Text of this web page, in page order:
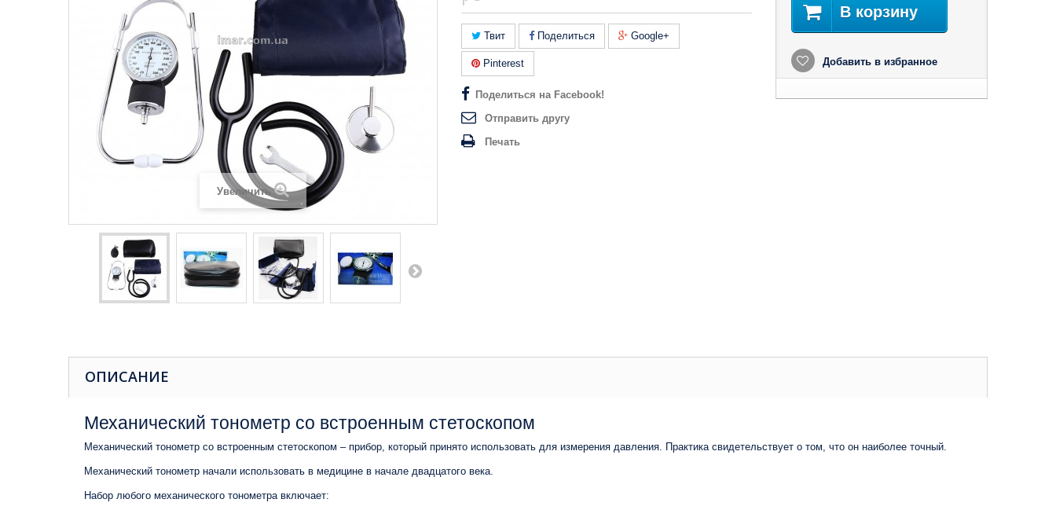
Увеличить
Твит Поделиться Google+
Pinterest
Поделиться на Facebook!
Отправить другу
Печать
В корзину
Добавить в избранное
ОПИСАНИЕ
Механический тонометр со встроенным стетоскопом
Механический тонометр со встроенным стетоскопом – прибор, который принято использовать для измерения давления. Практика свидетельствует о том, что он наиболее точный.
Механический тонометр начали использовать в медицине в начале двадцатого века.
Набор любого механического тонометра включает: